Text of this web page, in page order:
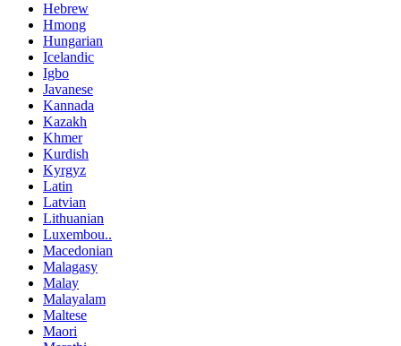
Hebrew
Hmong
Hungarian
Icelandic
Igbo
Javanese
Kannada
Kazakh
Khmer
Kurdish
Kyrgyz
Latin
Latvian
Lithuanian
Luxembou..
Macedonian
Malagasy
Malay
Malayalam
Maltese
Maori